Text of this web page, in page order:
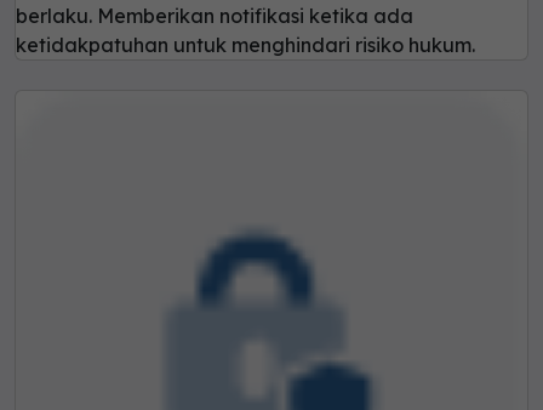
berlaku. Memberikan notifikasi ketika ada
ketidakpatuhan untuk menghindari risiko hukum.